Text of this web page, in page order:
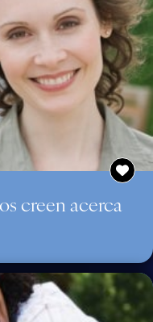
creen acerca